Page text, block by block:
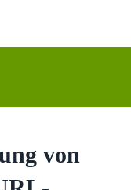
von